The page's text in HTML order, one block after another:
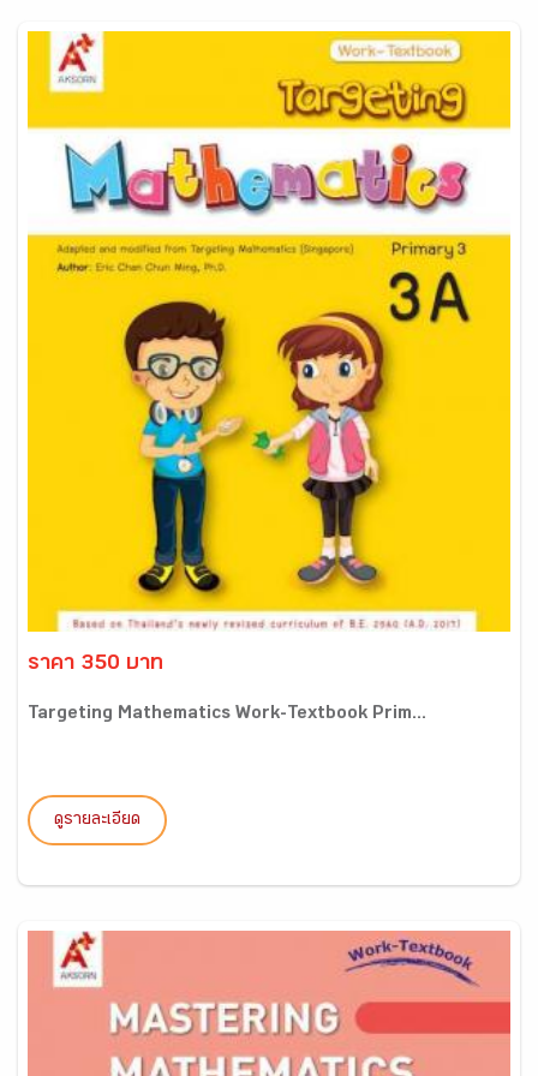
ราคา 350 บาท
Targeting Mathematics Work-Textbook Prim...
ดูรายละเอียด